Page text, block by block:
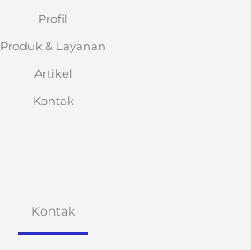
Profil
Produk & Layanan
Artikel
Kontak
Kontak